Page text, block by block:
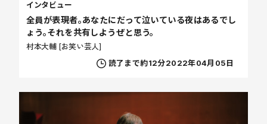
全員が表現者。あなたにだって泣いている夜はあるでし
ょう。それを共有しようぜと思う。
村本大輔 [お笑い芸人]
インタビュー
読了まで約12分2022年04月05日